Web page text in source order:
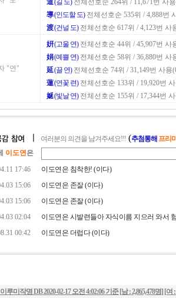
이루미작명 DB2020-02-17 오전 4:02:06기준 [남 :2,865,478명] [여 :